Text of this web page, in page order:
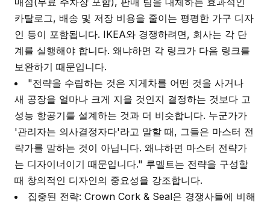
카탈로그, 배송 및 저장 비용을 줄이는 평평한 가구 디자
인 등이 포함됩니다. IKEA와 경쟁하려면, 회사는 각 단
계를 실행해야 합니다. 왜냐하면 각 링크가 다음 링크를
보완하기 때문입니다.
"전략을 수립하는 것은 지게차를 어떤 것을 사거나
새 공장을 얼마나 크게 지을 것인지 결정하는 것보다 고
성능 항공기를 설계하는 것과 더 비슷합니다. 누군가가
'관리자는 의사결정자다'라고 말할 때, 그들은 마스터 전
략가를 말하는 것이 아닙니다. 왜냐하면 마스터 전략가
는 디자이너이기 때문입니다." 루멜트는 전략을 구성할
때 창의적인 디자인의 중요성을 강조합니다.
집중된 전략: Crown Cork & Seal은 경쟁사들에 비해